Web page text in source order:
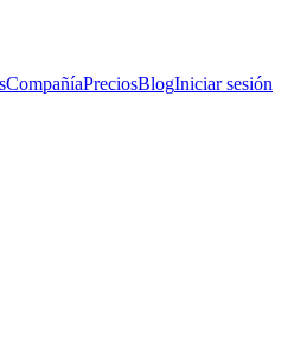
CompañíaPreciosBlogIniciar sesión